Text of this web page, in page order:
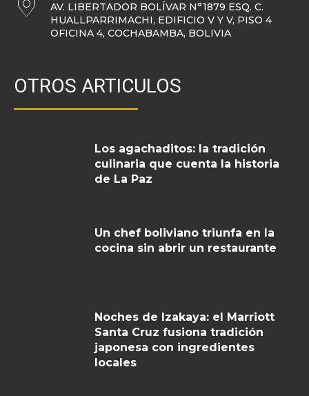
AV. LIBERTADOR BOLÍVAR N°1879 ESQ. C.
HUALLPARRIMACHI, EDIFICIO V Y V, PISO 4
OFICINA 4, COCHABAMBA, BOLIVIA
OTROS ARTICULOS
Los agachaditos: la tradición
culinaria que cuenta la historia
de La Paz
Un chef boliviano triunfa en la
cocina sin abrir un restaurante
Noches de Izakaya: el Marriott
Santa Cruz fusiona tradición
japonesa con ingredientes
locales